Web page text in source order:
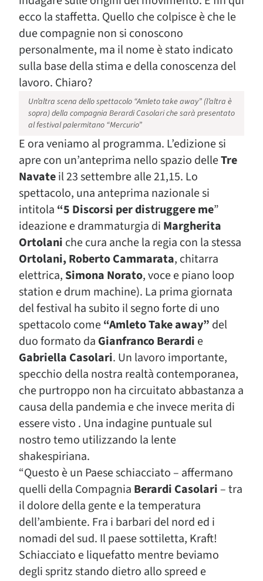
ecco la staffetta. Quello che colpisce è che le
due compagnie non si conoscono
personalmente, ma il nome è stato indicato
sulla base della stima e della conoscenza del
lavoro. Chiaro?
Un’altra scena dello spettacolo “Amleto take away” (l’altra è
sopra) della compagnia Berardi Casolari che sarà presentato
al festival palermitano “Mercurio”
E ora veniamo al programma. L’edizione si
apre con un’anteprima nello spazio delleTre
Navateil 23 settembre alle 21,15. Lo
spettacolo, una anteprima nazionale si
intitola “5 Discorsi per distruggere me”
ideazione e drammaturgia di Margherita
Ortolani che cura anche la regia con la stessa
Ortolani, Roberto Cammarata, chitarra
elettrica, Simona Norato, voce e piano loop
station e drum machine). La prima giornata
del festival ha subito il segno forte di uno
spettacolo come“Amleto Take away” del
duo formato da Gianfranco Berardi e
Gabriella Casolari. Un lavoro importante,
specchio della nostra realtà contemporanea,
che purtroppo non ha circuitato abbastanza a
causa della pandemia e che invece merita di
essere visto . Una indagine puntuale sul
nostro temo utilizzando la lente
shakespiriana.
“Questo è un Paese schiacciato – affermano
quelli della Compagnia Berardi Casolari – tra
il dolore della gente e la temperatura
dell’ambiente. Fra i barbari del nord ed i
nomadi del sud. Il paese sottiletta, Kraft!
Schiacciato e liquefatto mentre beviamo
degli spritz stando dietro allo spreed e